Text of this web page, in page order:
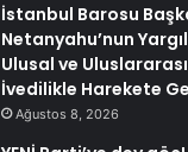
İstanbul Barosu
Netanyahu’nun
Ulusal ve
İvedilikle Harekete
Ağustos 8, 2026